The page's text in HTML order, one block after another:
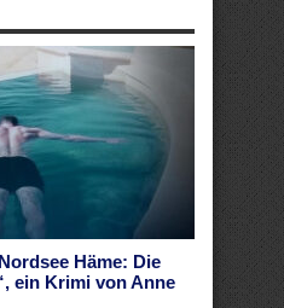
Häme: Die
ein Krimi von Anne